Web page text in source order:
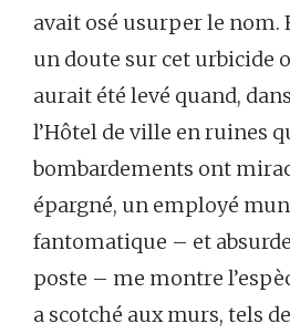
avait osé usurper le nom.
un doute sur cet urbicide
aurait été levé quand,
l’Hôtel de ville en ruines
bombardements ont
épargné, un employé
fantomatique – et
poste – me montre
a scotché aux murs, tels